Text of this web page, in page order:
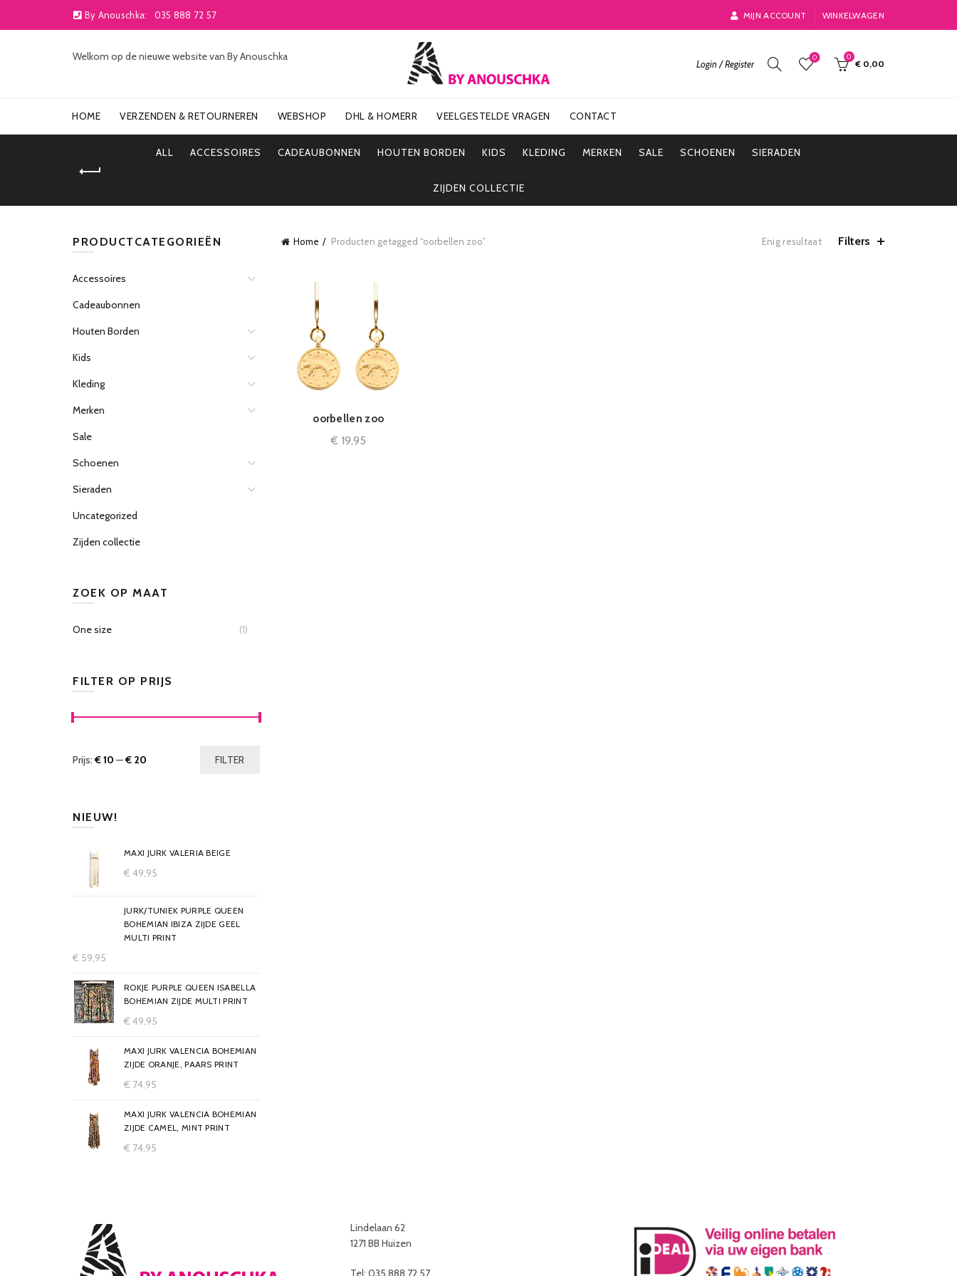
By Anouschka: 035 888 72 57 MIJN ACCOUNT WINKELWAGEN
Welkom op de nieuwe website van By Anouschka
Login / Register
0 0
€ 0,00
HOME VERZENDEN & RETOURNEREN WEBSHOP DHL & HOMERR VEELGESTELDE VRAGEN CONTACT
ALL ACCESSOIRES CADEAUBONNEN HOUTEN BORDEN KIDS KLEDING MERKEN SALE SCHOENEN SIERADEN
ZIJDEN COLLECTIE
Home Producten getagged “oorbellen zoo” Enig resultaat Filters
IN WINKELMAND
oorbellen zoo
€ 19,95
PRODUCTCATEGORIEËN
Accessoires
Cadeaubonnen
Houten Borden
Kids
Kleding
Merken
Sale
Schoenen
Sieraden
Uncategorized
Zijden collectie
ZOEK OP MAAT
One size (1)
FILTER OP PRIJS
FILTER
Prijs: € 10 —€ 20
NIEUW!
MAXI JURK VALERIA BEIGE
€ 49,95
JURK/TUNIEK PURPLE QUEEN
BOHEMIAN IBIZA ZIJDE GEEL
MULTI PRINT
€ 59,95
ROKJE PURPLE QUEEN ISABELLA
BOHEMIAN ZIJDE MULTI PRINT
€ 49,95
MAXI JURK VALENCIA BOHEMIAN
ZIJDE ORANJE, PAARS PRINT
€ 74,95
MAXI JURK VALENCIA BOHEMIAN
ZIJDE CAMEL, MINT PRINT
€ 74,95
Lindelaan 62
1271 BB Huizen
Tel: 035 888 72 57